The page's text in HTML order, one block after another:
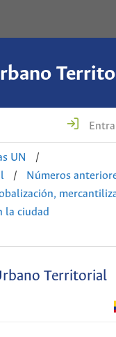
UN
/
/
Números
la ciudad
Territorial